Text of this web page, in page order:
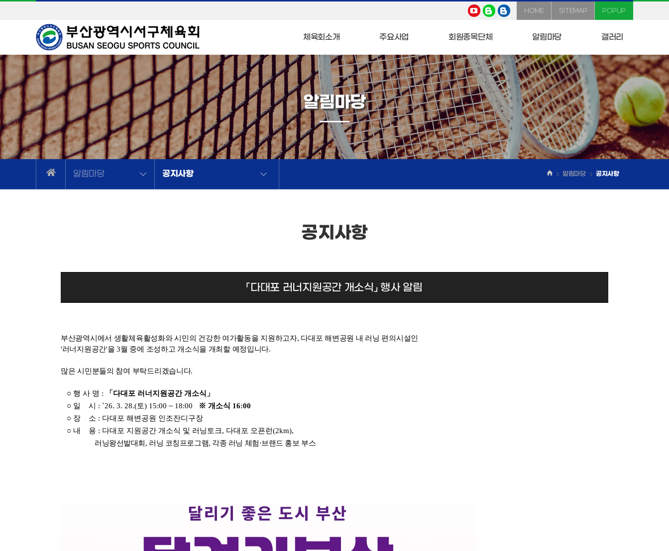
HOME SITEMAP POPUP
체육회소개 주요사업 회원종목단체 알림마당 갤러리
알림마당 공지사항 알림마당 공지사항
알림마당
공지사항
「다대포 러너지원공간 개소식」 행사 알림
부산광역시에서 생활체육활성화와 시민의 건강한 여가활동을 지원하고자, 다대포 해변공원 내 러닝 편의시설인
'러너지원공간'을 3월 중에 조성하고 개소식을 개최할 예정입니다.
많은 시민분들의 참여 부탁드리겠습니다.
○ 행 사 명 :
「다대포 러너지원공간 개소식」
○ 일 시 : `26. 3. 28.(토) 15:00 ~ 18:00
※ 개소식 16:00
○ 장 소 : 다대포 해변공원 인조잔디구장
○ 내 용 : 다대포 지원공간 개소식 및 러닝토크, 다대포 오픈런(2km),
러닝왕선발대회, 러닝 코칭프로그램, 각종 러닝 체험·브랜드 홍보 부스